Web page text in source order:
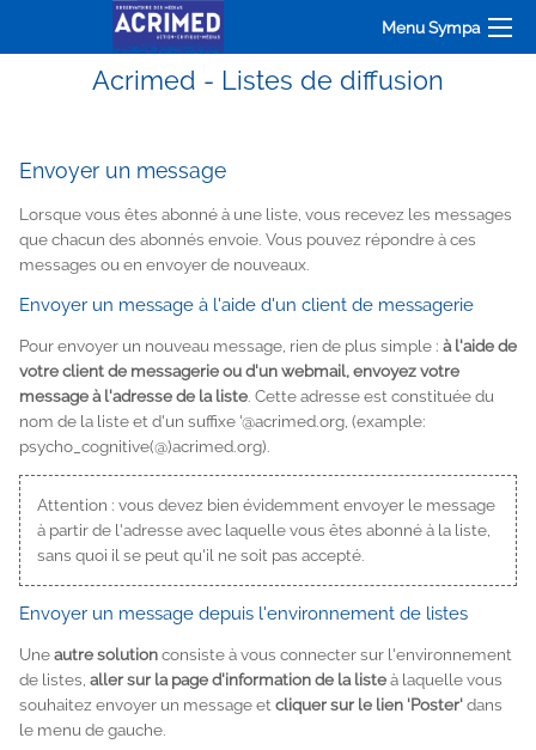
Menu Sympa
Acrimed - Listes de diffusion
Envoyer un message
Lorsque vous êtes abonné à une liste, vous recevez les messages
que chacun des abonnés envoie. Vous pouvez répondre à ces
messages ou en envoyer de nouveaux.
Envoyer un message à l'aide d'un client de messagerie
Pour envoyer un nouveau message, rien de plus simple : à l'aide de
votre client de messagerie ou d'un webmail, envoyez votre
message à l'adresse de la liste . Cette adresse est constituée du
nom de la liste et d'un suffixe '@acrimed.org, (example:
psycho_cognitive(@)acrimed.org).
Attention : vous devez bien évidemment envoyer le message
à partir de l'adresse avec laquelle vous êtes abonné à la liste,
sans quoi il se peut qu'il ne soit pas accepté.
Envoyer un message depuis l'environnement de listes
Uneautre solutionconsiste à vous connecter sur l'environnement
de listes, aller sur la page d'information de la listeà laquelle vous
souhaitez envoyer un message et cliquer sur le lien 'Poster'dans
le menu de gauche.